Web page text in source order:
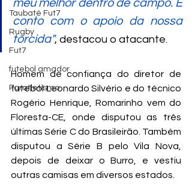
Taubaté Fut7
Rugby
Fut7
futebol amador
Paratletismo
meu melhor dentro de campo. E
conto com o apoio da nossa
torcida", destacou o atacante.
Homem de confiança do diretor de
futebol Leonardo Silvério e do técnico
Rogério Henrique, Romarinho vem do
Floresta-CE, onde disputou as três
últimas Série C do Brasileirão. Também
disputou a Série B pelo Vila Nova,
depois de deixar o Burro, e vestiu
outras camisas em diversos estados.